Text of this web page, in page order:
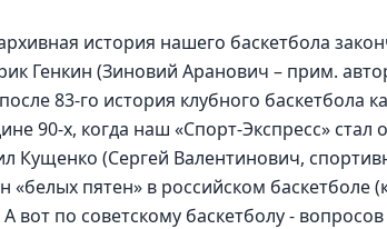
история нашего баскетбола
Генкин (Зиновий Аранович – прим.
83-го история клубного баскетбола
90-х, когда наш «Спорт-Экспресс» стал
Кущенко (Сергей Валентинович,
«белых пятен» в российском
вот по советскому баскетболу -